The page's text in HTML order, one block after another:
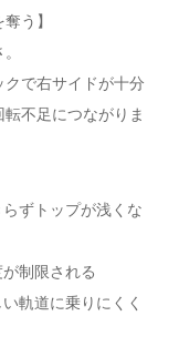
う】
で右サイドが十分
不足につながりま
ずトップが浅くな
制限される
軌道に乗りにくく